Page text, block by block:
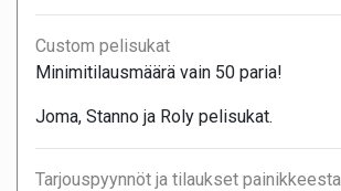
Custom pelisukat
Minimitilausmäärä vain 50 paria!
Joma, Stanno ja Roly pelisukat.
Tarjouspyynnöt ja tilaukset painikkeesta